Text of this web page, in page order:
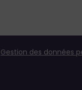
Gestion des données